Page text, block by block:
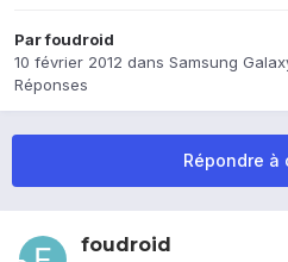
Parfoudroid
10 février 2012 dans Samsung
Réponses
Répondre à
foudroid